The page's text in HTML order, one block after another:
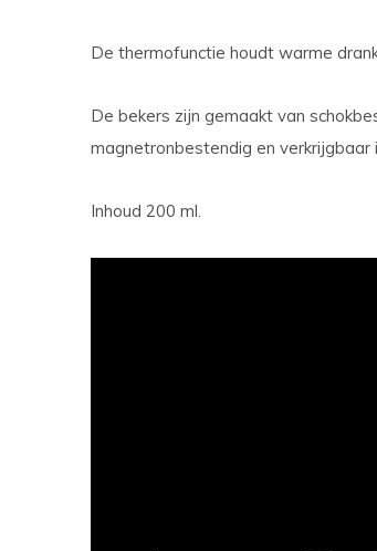
De thermofunctie houdt warme
De bekers zijn gemaakt van
magnetronbestendig en verkrijgbaar
Inhoud 200 ml.